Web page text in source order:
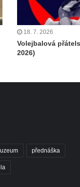
18. 7. 2026
Volejbalová
2026)
přednáška